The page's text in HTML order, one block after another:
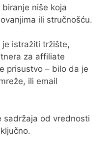
niše koja
ili stručnošću.
je istražiti tržište,
za affiliate
prisustvo – bilo da je
ili email
sadržaja od vrednosti